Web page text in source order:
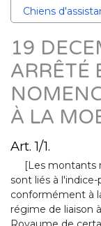
Chiens
19
ARRÊTÉ
À LA
Art. 1/1.
[Les montants
sont liés à
conformément à
régime de liaison